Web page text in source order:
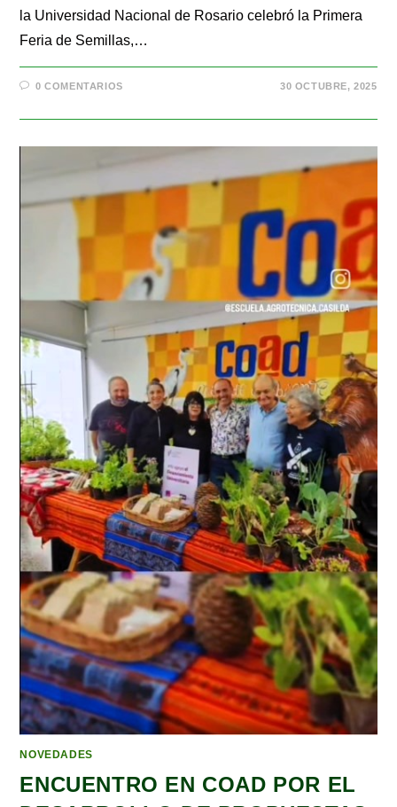
la Universidad Nacional de Rosario celebró la Primera
Feria de Semillas,…
0 COMENTARIOS 30 OCTUBRE, 2025
NOVEDADES
ENCUENTRO EN COAD POR EL